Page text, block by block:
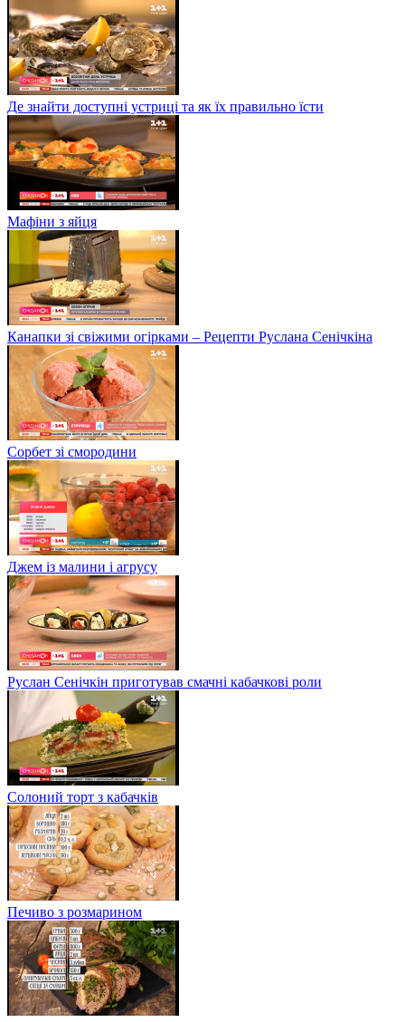
Де знайти доступні устриці та як їх правильно їсти
Мафіни з яйця
Канапки зі свіжими огірками – Рецепти Руслана Сенічкіна
Сорбет зі смородини
Джем із малини і агрусу
Руслан Сенічкін приготував смачні кабачкові роли
Солоний торт з кабачків
Печиво з розмарином